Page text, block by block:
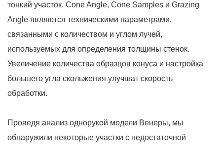
тонкий участок. Cone Angle, Cone Samples и Grazing
Angle являются техническими параметрами,
связанными с количеством и углом лучей,
используемых для определения толщины стенок.
Увеличение количества образцов конуса и настройка
большего угла скольжения улучшат скорость
обработки.
Проведя анализ однорукой модели Венеры, мы
обнаружили некоторые участки с недостаточной